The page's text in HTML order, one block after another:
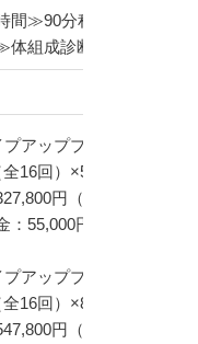
間≫90分程度
組成診断、シミュレー
プアッププログラム（基
16回）×50分/レッスン
円（税込）
：55,000円（税込）
プアッププログラム プラ
16回）×80分/レッスン
円（税込）